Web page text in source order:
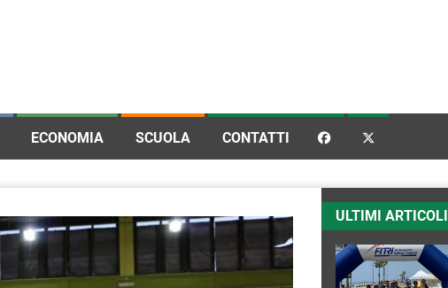
ECONOMIA SCUOLA CONTATTI  
ULTIMI ARTICOLI